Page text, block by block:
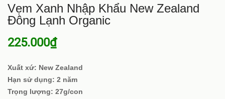
Vẹm Xanh Nhập Khẩu New Zealand
Đông Lạnh Organic
225.000₫
Xuất xứ: New Zealand
Hạn sử dụng: 2 năm
Trọng lượng: 27g/con